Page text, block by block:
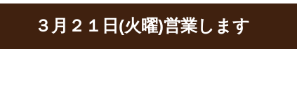
３月２１日(火曜)営業します